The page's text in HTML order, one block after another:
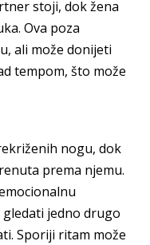
stoji, dok žena
Ova poza
ali može donijeti
tempom, što može
nogu, dok
prema njemu.
jedno drugo
Sporiji ritam može